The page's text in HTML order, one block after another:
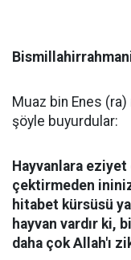
Muaz bin Enes
şöyle buyurdular:
Hayvanlara
çektirmeden
hitabet kürsüsü
hayvan vardır ki,
daha çok Allah'ı